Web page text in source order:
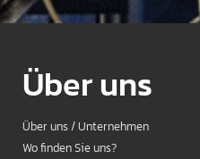
Über uns
Über uns / Unternehmen
Wo finden Sie uns?